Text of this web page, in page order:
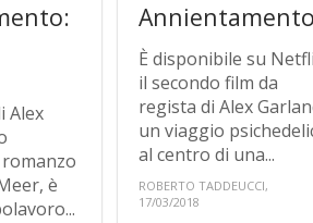
Alex
è
Annientamento
È disponibile su
il secondo film da
regista di Alex
un viaggio
al centro di una...
ROBERTO TADDEUCCI,
17/03/2018